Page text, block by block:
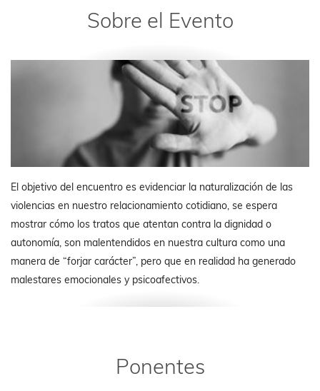
Sobre el Evento
El objetivo del encuentro es evidenciar la naturalización de las
violencias en nuestro relacionamiento cotidiano, se espera
mostrar cómo los tratos que atentan contra la dignidad o
autonomía, son malentendidos en nuestra cultura como una
manera de “forjar carácter”, pero que en realidad ha generado
malestares emocionales y psicoafectivos.
Ponentes